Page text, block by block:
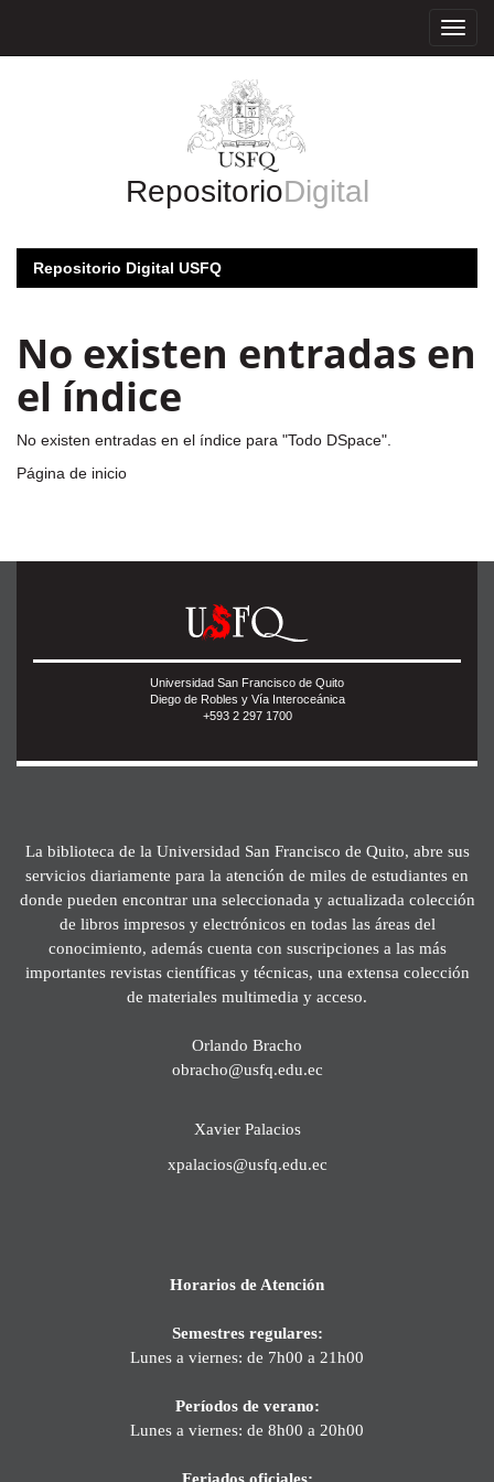
RepositorioDigital
Repositorio Digital USFQ
No existen entradas en
el índice
No existen entradas en el índice para "Todo DSpace".
Página de inicio
Universidad San Francisco de Quito
Diego de Robles y Vía Interoceánica
+593 2 297 1700
La biblioteca de la Universidad San Francisco de Quito, abre sus
servicios diariamente para la atención de miles de estudiantes en
donde pueden encontrar una seleccionada y actualizada colección
de libros impresos y electrónicos en todas las áreas del
conocimiento, además cuenta con suscripciones a las más
importantes revistas científicas y técnicas, una extensa colección
de materiales multimedia y acceso.
Orlando Bracho
obracho@usfq.edu.ec
Xavier Palacios
xpalacios@usfq.edu.ec
Horarios de Atención
Semestres regulares:
Lunes a viernes: de 7h00 a 21h00
Períodos de verano:
Lunes a viernes: de 8h00 a 20h00
Feriados oficiales: